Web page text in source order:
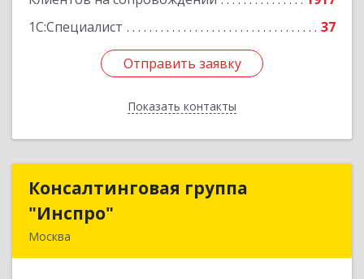
1С:Специалист
37
Отправить заявку
Показать контакты
Отправить заявку
Назад
Консалтинговая группа
"Инспро"
Москва
Консалтинговая группа